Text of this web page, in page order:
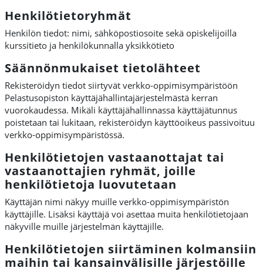
Henkilötietoryhmät
Henkilön tiedot: nimi, sähköpostiosoite sekä opiskelijoilla
kurssitieto ja henkilökunnalla yksikkötieto
Säännönmukaiset tietolähteet
Rekisteröidyn tiedot siirtyvät verkko-oppimisympäristöön
Pelastusopiston käyttäjähallintajärjestelmästä kerran
vuorokaudessa. Mikäli käyttäjähallinnassa käyttäjätunnus
poistetaan tai lukitaan, rekisteröidyn käyttöoikeus passivoituu
verkko-oppimisympäristössä.
Henkilötietojen vastaanottajat tai
vastaanottajien ryhmät, joille
henkilötietoja luovutetaan
Käyttäjän nimi näkyy muille verkko-oppimisympäristön
käyttäjille. Lisäksi käyttäjä voi asettaa muita henkilötietojaan
näkyville muille järjestelmän käyttäjille.
Henkilötietojen siirtäminen kolmansiin
maihin tai kansainvälisille järjestöille